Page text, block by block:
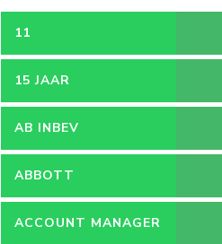
11
15 JAAR
AB INBEV
ABBOTT
ACCOUNT MANAGER